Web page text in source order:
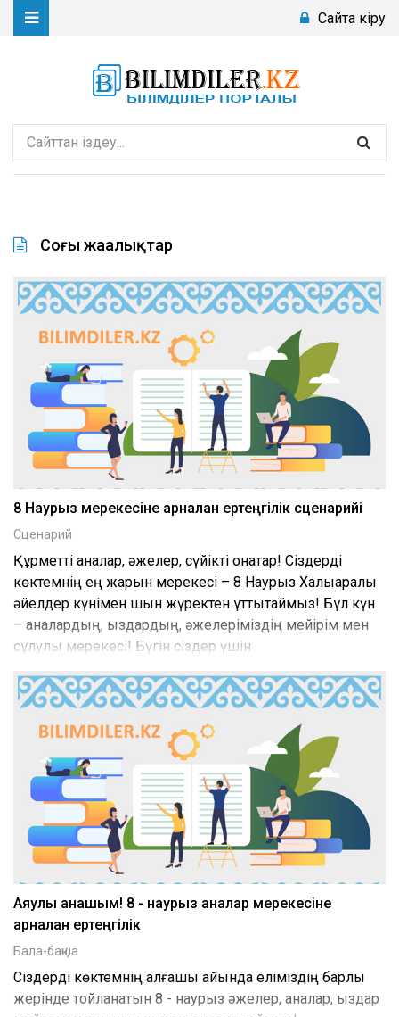
Сайтқа кіру
Соңғы жаңалықтар
8 Наурыз мерекесіне арналған ертеңгілік сценарийі
Сценарий
Құрметті аналар, әжелер, сүйікті қонақтар! Сіздерді
көктемнің ең жарқын мерекесі – 8 Наурыз Халықаралық
әйелдер күнімен шын жүректен құттықтаймыз! Бұл күн
– аналардың, қыздардың, әжелеріміздің мейірім мен
сұлулық мерекесі! Бүгін сіздер үшін
Аяулы анашым! 8 - наурыз аналар мерекесіне
арналған ертеңгілік
Бала-бақша
Сіздерді көктемнің алғашқы айында еліміздің барлық
жерінде тойланатын 8 - наурыз әжелер, аналар, қыздар